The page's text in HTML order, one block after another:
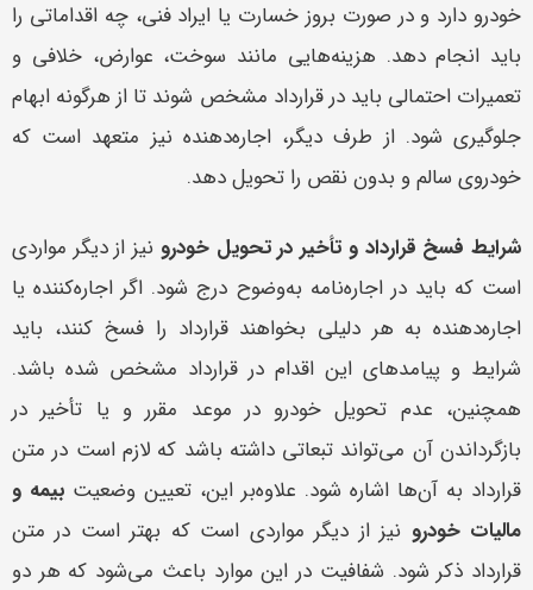
خودرو دارد و در صورت بروز خسارت یا ایراد فنی، چه اقداماتی را
باید انجام دهد. هزینه‌هایی مانند سوخت، عوارض، خلافی و
تعمیرات احتمالی باید در قرارداد مشخص شوند تا از هرگونه ابهام
جلوگیری شود. از طرف دیگر، اجاره‌دهنده نیز متعهد است که
خودروی سالم و بدون نقص را تحویل دهد.
شرایط فسخ قرارداد و تأخیر در تحویل خودرو نیز از دیگر مواردی
است که باید در اجاره‌نامه به‌وضوح درج شود. اگر اجاره‌کننده یا
اجاره‌دهنده به هر دلیلی بخواهند قرارداد را فسخ کنند، باید
شرایط و پیامدهای این اقدام در قرارداد مشخص شده باشد.
همچنین، عدم تحویل خودرو در موعد مقرر و یا تأخیر در
بازگرداندن آن می‌تواند تبعاتی داشته باشد که لازم است در متن
قرارداد به آن‌ها اشاره شود. علاوه‌بر این، تعیین وضعیت بیمه و
مالیات خودرو نیز از دیگر مواردی است که بهتر است در متن
قرارداد ذکر شود. شفافیت در این موارد باعث می‌شود که هر دو